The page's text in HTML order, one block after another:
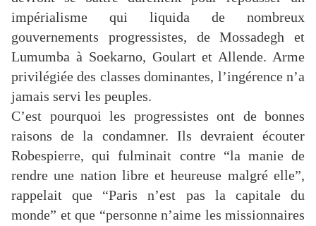
impérialisme qui liquida de nombreux
gouvernements progressistes, de Mossadegh et
Lumumba à Soekarno, Goulart et Allende. Arme
privilégiée des classes dominantes, l’ingérence n’a
jamais servi les peuples.
C’est pourquoi les progressistes ont de bonnes
raisons de la condamner. Ils devraient écouter
Robespierre, qui fulminait contre “la manie de
rendre une nation libre et heureuse malgré elle”,
rappelait que “Paris n’est pas la capitale du
monde” et que “personne n’aime les missionnaires